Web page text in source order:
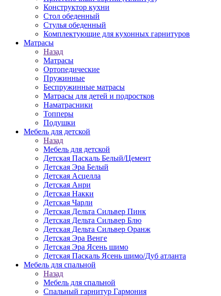
Конструктор кухни
Стол обеденный
Стулья обеденный
Комплектующие для кухонных гарнитуров
Матраcы
Назад
Матраcы
Ортопедические
Пружинные
Беспружинные матрасы
Матрасы для детей и подростков
Наматрасники
Топперы
Подушки
Мебель для детской
Назад
Мебель для детской
Детская Паскаль Белый/Цемент
Детская Эра Белый
Детская Асцелла
Детская Анри
Детская Накки
Детская Чарли
Детская Дельта Сильвер Пинк
Детская Дельта Сильвер Блю
Детская Дельта Сильвер Оранж
Детская Эра Венге
Детская Эра Ясень шимо
Детская Паскаль Ясень шимо/Дуб атланта
Мебель для спальной
Назад
Мебель для спальной
Спальный гарнитур Гармония